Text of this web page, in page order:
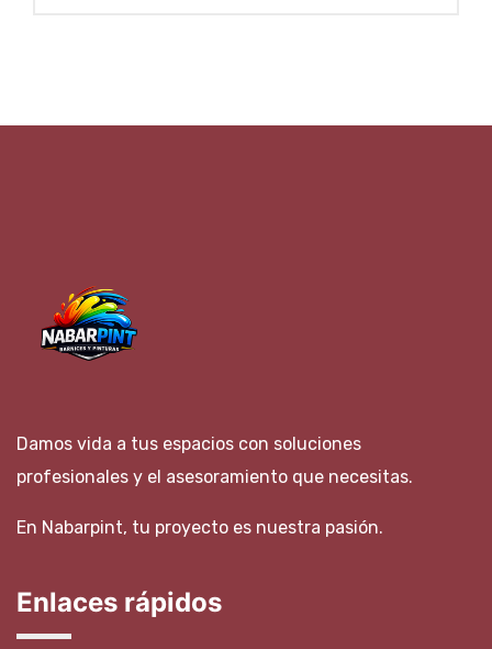
Damos vida a tus espacios con soluciones
profesionales y el asesoramiento que necesitas.
En Nabarpint, tu proyecto es nuestra pasión.
Enlaces rápidos